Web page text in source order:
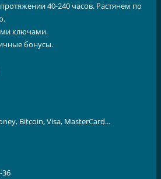
40-240 часов. Растянем по
ключами.
бонусы.
Bitcoin, Visa, MasterCard...
36